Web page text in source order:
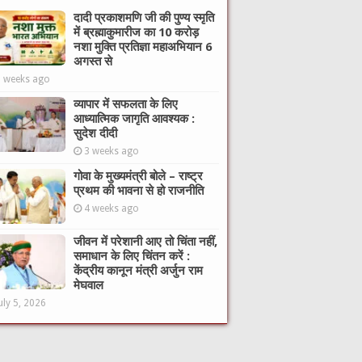
दादी प्रकाशमणि जी की पुण्य स्मृति
में ब्रह्माकुमारीज का 10 करोड़
नशा मुक्ति प्रतिज्ञा महाअभियान 6
अगस्त से
weeks ago
व्यापार में सफलता के लिए
आध्यात्मिक जागृति आवश्यक :
सुदेश दीदी
3 weeks ago
गोवा के मुख्यमंत्री बोले – राष्ट्र
प्रथम की भावना से हो राजनीति
4 weeks ago
जीवन में परेशानी आए तो चिंता नहीं,
समाधान के लिए चिंतन करें :
केंद्रीय कानून मंत्री अर्जुन राम
मेघवाल
5, 2026